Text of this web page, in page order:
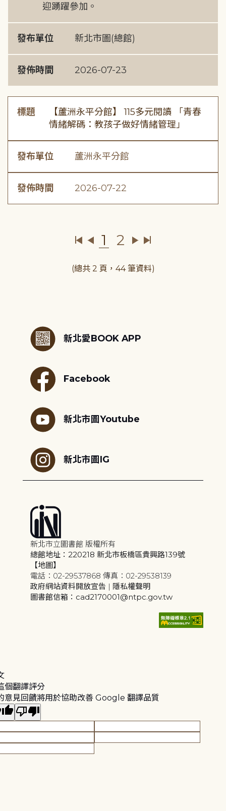
迎踴躍參加。
發布單位 新北市圖(總館)
發佈時間 2026-07-23
標題
【蘆洲永平分館】 115多元閱讀 「青春
情緒解碼：教孩子做好情緒管理」
發布單位 蘆洲永平分館
發佈時間 2026-07-22
1 2
(總共 2 頁，44 筆資料)
新北愛BOOK APP
Facebook
新北市圖Youtube
新北市圖IG
新北市立圖書館 版權所有
總館地址：220218 新北市板橋區貴興路139號
【地圖】
電話：02-29537868 傳真：02-29538139
政府網站資料開放宣告 | 隱私權聲明
圖書館信箱：cad2170001@ntpc.gov.tw
個翻譯評分
意見回饋將用於協助改善 Google 翻譯品質